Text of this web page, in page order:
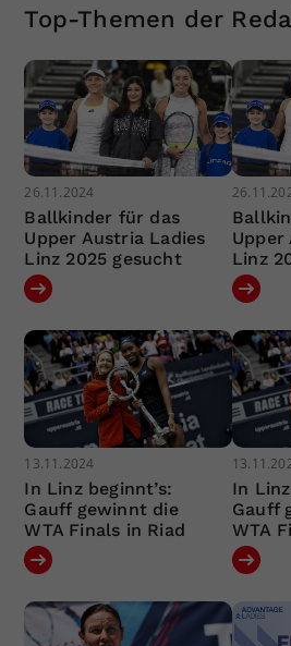
Top-Themen der
26.11.2024
Ballkinder für das
Upper Austria Ladies
Linz 2025 gesucht
Upper
Linz
13.11.2024
In Linz beginnt’s:
Gauff gewinnt die
WTA Finals in Riad
In
Gauff
WTA